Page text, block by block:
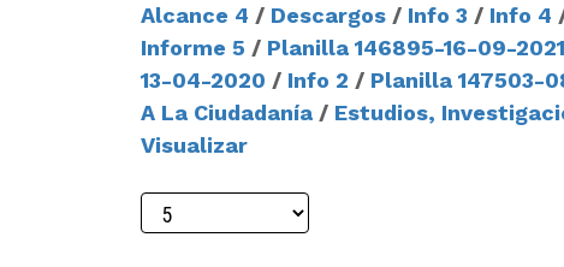
Alcance 4 / Descargos / Info 3 / Info 4
Informe 5 / Planilla 146895-16-09-2021
13-04-2020 / Info 2 / Planilla 147503-
A La Ciudadanía / Estudios,
Visualizar